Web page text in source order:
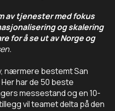
av tjenester med fokus
og skalering
for å se ut av Norge og
nærmere bestemt San
har de 50 beste
messestand og en 10-
vil teamet delta på den